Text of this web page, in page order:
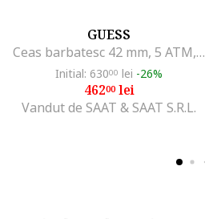
GUESS
Ceas barbatesc 42 mm, 5 ATM, GW0957G2
Initial: 63000 lei -26%
46200lei
Vandut de SAAT & SAAT S.R.L.